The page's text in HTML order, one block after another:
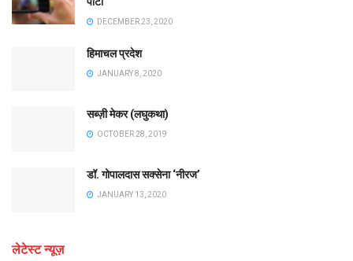
DECEMBER 23, 2020
हिमाचल प्रदेश
JANUARY 8, 2020
सब्ज़ी मेकर (लघुकथा)
OCTOBER 28, 2019
डॉ. गोपालदास सक्सेना ‘नीरज’
JANUARY 13, 2020
लेटेस्ट न्यूज़